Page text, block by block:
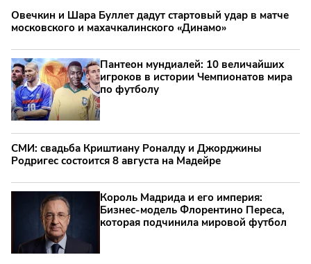
Овечкин и Шара Буллет дадут стартовый удар в матче
московского и махачкалинского «Динамо»
Пантеон мундиалей: 10 величайших
игроков в истории Чемпионатов мира
по футболу
СМИ: свадьба Криштиану Роналду и Джорджины
Родригес состоится 8 августа на Мадейре
Король Мадрида и его империя:
Бизнес-модель Флорентино Переса,
которая подчинила мировой футбол